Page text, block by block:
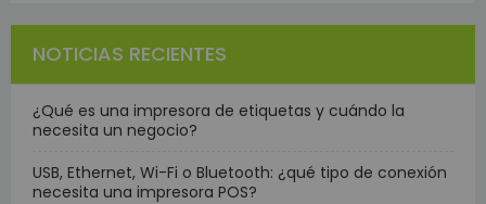
NOTICIAS RECIENTES
¿Qué es una impresora de etiquetas y cuándo la
necesita un negocio?
USB, Ethernet, Wi-Fi o Bluetooth: ¿qué tipo de conexión
necesita una impresora POS?